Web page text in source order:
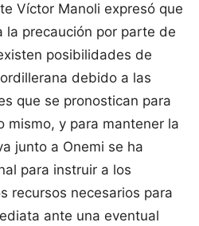
Víctor Manoli expresó que
la precaución por parte de
posibilidades de
debido a las
que se pronostican para
mismo, y para mantener la
junto a Onemi se ha
para instruir a los
recursos necesarios para
ante una eventual